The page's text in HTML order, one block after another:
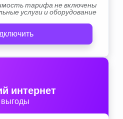
тарифа не включены
услуги и оборудование
интернет
выгоды